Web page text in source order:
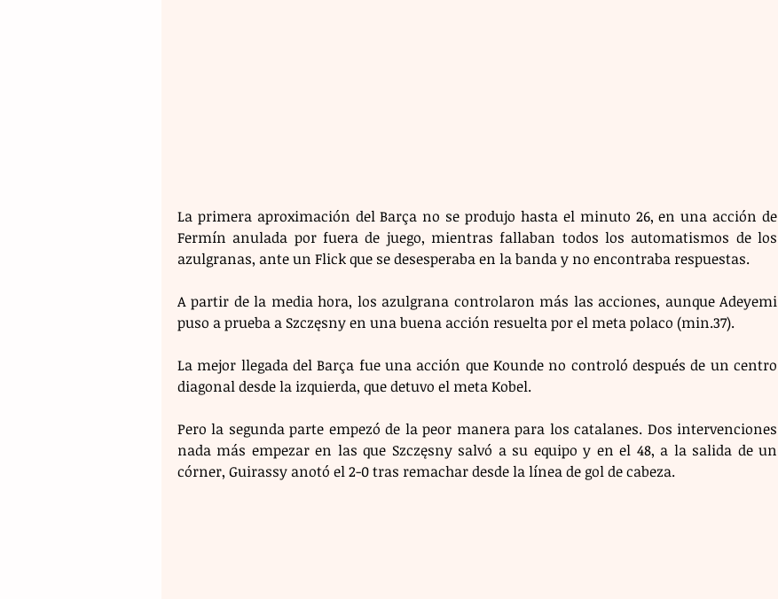
La primera aproximación del Barça no se produjo hasta el minuto 26, en una acción de
Fermín anulada por fuera de juego, mientras fallaban todos los automatismos de los
azulgranas, ante un Flick que se desesperaba en la banda y no encontraba respuestas.
A partir de la media hora, los azulgrana controlaron más las acciones, aunque Adeyemi
puso a prueba a Szczęsny en una buena acción resuelta por el meta polaco (min.37).
La mejor llegada del Barça fue una acción que Kounde no controló después de un centro
diagonal desde la izquierda, que detuvo el meta Kobel.
Pero la segunda parte empezó de la peor manera para los catalanes. Dos intervenciones
nada más empezar en las que Szczęsny salvó a su equipo y en el 48, a la salida de un
córner, Guirassy anotó el 2-0 tras remachar desde la línea de gol de cabeza.